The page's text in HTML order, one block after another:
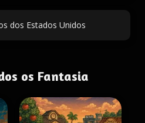
dos Estados Unidos
os Fantasia